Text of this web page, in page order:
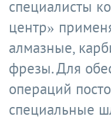
специалисты
центр»
алмазные,
фрезы. Для
операций
специальные